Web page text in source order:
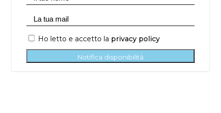
Ho letto e accetto la privacy policy
Notifica disponibilità